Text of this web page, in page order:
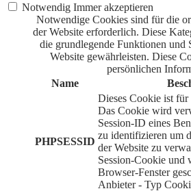
Notwendig Immer akzeptieren
Notwendige Cookies sind für die
der Website erforderlich. Diese
die grundlegende Funktionen und
Website gewährleisten. Diese
persönlichen
Name
PHPSESSID
Dieses Cookie ist
Das Cookie wird
Session-ID eines
zu identifizieren um
der Website zu
Session-Cookie und
Browser-Fenster
Anbieter - Typ